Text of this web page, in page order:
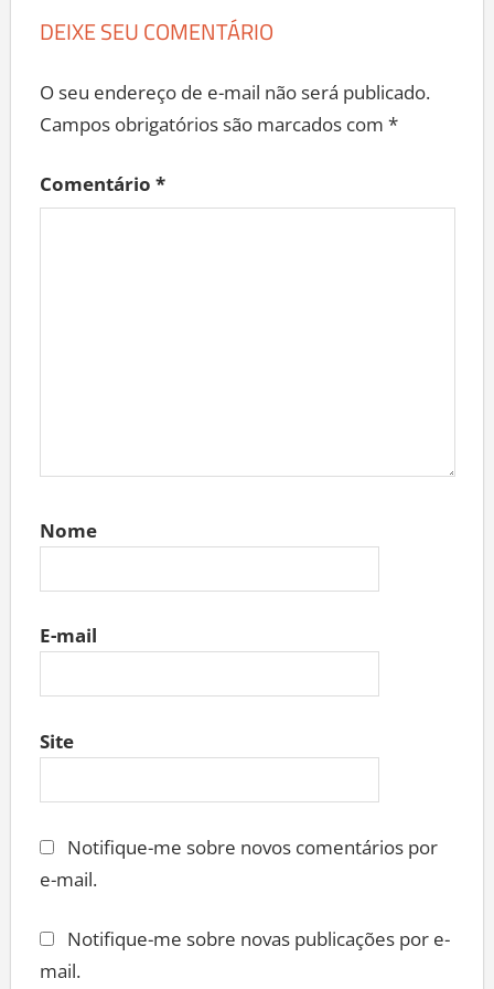
DEIXE SEU COMENTÁRIO
O seu endereço de e-mail não será publicado.
Campos obrigatórios são marcados com *
Comentário *
Nome
E-mail
Site
Notifique-me sobre novos comentários por
e-mail.
Notifique-me sobre novas publicações por e-
mail.